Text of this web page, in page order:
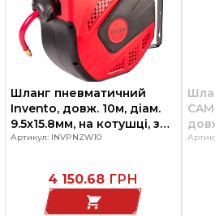
Шланг пневматичний
Invento, довж. 10м, діам.
9.5x15.8мм, на котушці, з
автопідмоткоюу в
Артикул: INVPNZW10
4 150.68 ГРН